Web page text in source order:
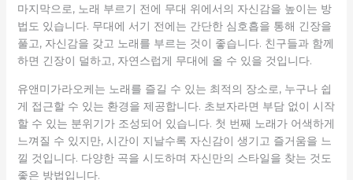
마지막으로, 노래 부르기 전에 무대 위에서의 자신감을 높이는 방
법도 있습니다. 무대에 서기 전에는 간단한 심호흡을 통해 긴장을
풀고, 자신감을 갖고 노래를 부르는 것이 좋습니다. 친구들과 함께
하면 긴장이 덜하고, 자연스럽게 무대에 올 수 있을 것입니다.
유앤미가라오케는 노래를 즐길 수 있는 최적의 장소로, 누구나 쉽
게 접근할 수 있는 환경을 제공합니다. 초보자라면 부담 없이 시작
할 수 있는 분위기가 조성되어 있습니다. 첫 번째 노래가 어색하게
느껴질 수 있지만, 시간이 지날수록 자신감이 생기고 즐거움을 느
낄 것입니다. 다양한 곡을 시도하며 자신만의 스타일을 찾는 것도
좋은 방법입니다.